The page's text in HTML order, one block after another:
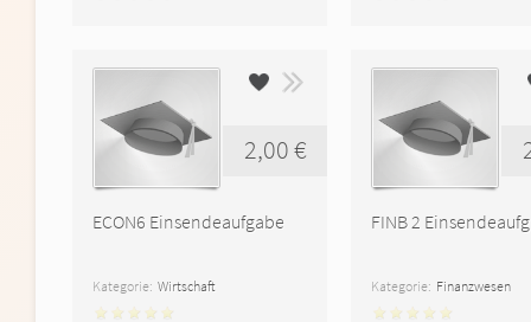
2,00 €
ECON6 Einsendeaufgabe
Kategorie: Wirtschaft
FINB 2
Kategorie: Finanzwesen